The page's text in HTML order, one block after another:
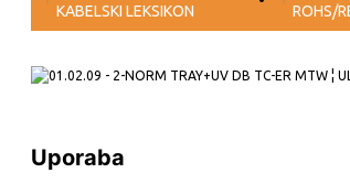
KABELSKI LEKSIKON ROHS/
Uporaba